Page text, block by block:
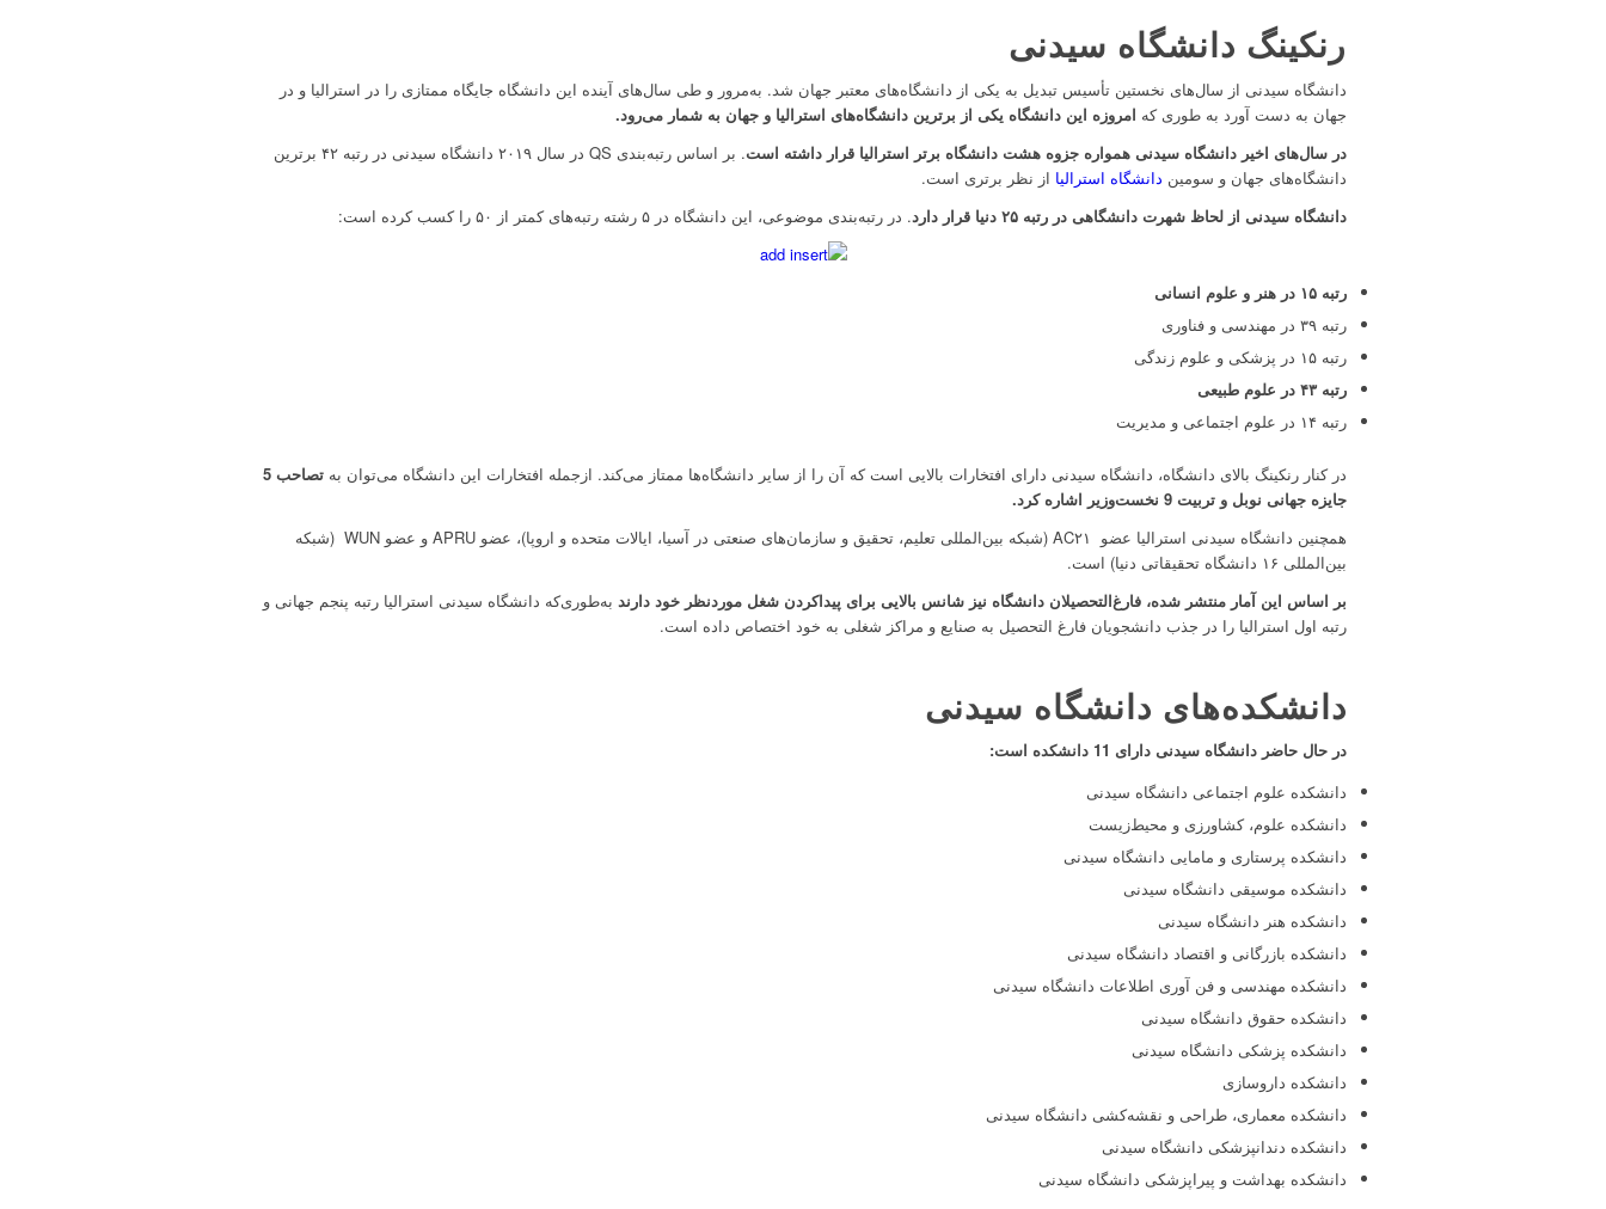
رنکینگ دانشگاه سیدنی
دانشگاه سیدنی از سال‌های نخستین تأسیس تبدیل به یکی از دانشگاه‌های معتبر جهان شد. به‌مرور و طی سال‌های آینده این دانشگاه جایگاه ممتازی را در استرالیا و در
جهان به دست آورد به طوری که امروزه این دانشگاه یکی از برترین دانشگاه‌های استرالیا و جهان به شمار می‌رود.
در سال‌های اخیر دانشگاه سیدنی همواره جزوه هشت دانشگاه برتر استرالیا قرار داشته است
. بر اساس رتبه‌بندی QS در سال ۲۰۱۹ دانشگاه سیدنی در رتبه ۴۲ برترین
دانشگاه‌های جهان و سومین دانشگاه استرالیا از نظر برتری است.
دانشگاه سیدنی از لحاظ شهرت دانشگاهی در رتبه ۲۵ دنیا قرار دارد
. در رتبه‌بندی موضوعی، این دانشگاه در ۵ رشته رتبه‌های کمتر از ۵۰ را کسب کرده است:
رتبه ۱۵ در هنر و علوم انسانی
رتبه ۳۹ در مهندسی و فناوری
رتبه ۱۵ در پزشکی و علوم زندگی
رتبه ۴۳ در علوم طبیعی
رتبه ۱۴ در علوم اجتماعی و مدیریت
در کنار رنکینگ بالای دانشگاه، دانشگاه سیدنی دارای افتخارات بالایی است که آن را از سایر دانشگاه‌ها ممتاز می‌کند. ازجمله افتخارات این دانشگاه می‌توان به
تصاحب 5
جایزه جهانی نوبل و تربیت 9 نخست‌وزیر اشاره کرد.
همچنین دانشگاه سیدنی استرالیا عضو AC۲۱ (شبکه بین‌المللی تعلیم، تحقیق و سازمان‌های صنعتی در آسیا، ایالات متحده و اروپا)، عضو APRU و عضو WUN (شبکه
بین‌المللی ۱۶ دانشگاه تحقیقاتی دنیا) است.
بر اساس این آمار منتشر شده، فارغ‌التحصیلان دانشگاه نیز شانس بالایی برای پیداکردن شغل موردنظر خود دارند به‌طوری‌که دانشگاه سیدنی استرالیا رتبه پنجم جهانی و
رتبه اول استرالیا را در جذب دانشجویان فارغ ‌التحصیل به صنایع و مراکز شغلی به خود اختصاص داده است.
دانشکده‌های دانشگاه سیدنی
در حال حاضر دانشگاه سیدنی دارای 11 دانشکده است:
دانشکده علوم اجتماعی دانشگاه سیدنی
دانشکده علوم، کشاورزی و محیط‌زیست
دانشکده پرستاری و مامایی دانشگاه سیدنی
دانشکده موسیقی دانشگاه سیدنی
دانشکده هنر دانشگاه سیدنی
دانشکده بازرگانی و اقتصاد دانشگاه سیدنی
دانشکده مهندسی و فن آوری اطلاعات دانشگاه سیدنی
دانشکده حقوق دانشگاه سیدنی
دانشکده پزشکی دانشگاه سیدنی
دانشکده داروسازی
دانشکده معماری، طراحی و نقشه‌کشی دانشگاه سیدنی
دانشکده دندانپزشکی دانشگاه سیدنی
دانشکده بهداشت و پیراپزشکی دانشگاه سیدنی